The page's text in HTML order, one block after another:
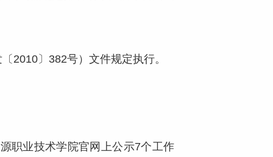
〕382号）文件规定执行。
业技术学院官网上公示7个工作